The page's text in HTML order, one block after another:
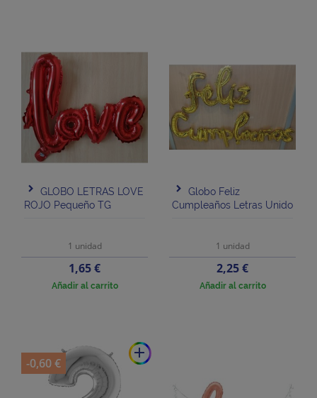
GLOBO LETRAS LOVE
ROJO Pequeño TG
1 unidad
Precio
1,65 €
Añadir al carrito
Globo Feliz
Cumpleaños Letras Unido
1 unidad
Precio
2,25 €
Añadir al carrito
add
-0,60 €